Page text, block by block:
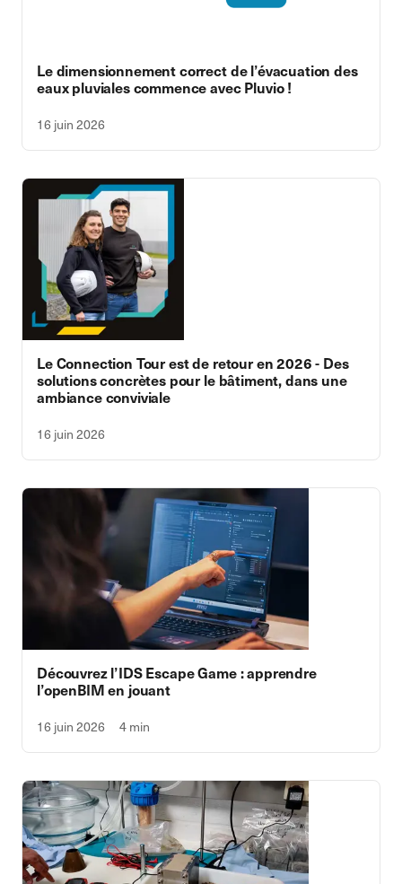
Le dimensionnement correct de l’évacuation des
eaux pluviales commence avec Pluvio !
16 juin 2026
Le Connection Tour est de retour en 2026 - Des
solutions concrètes pour le bâtiment, dans une
ambiance conviviale
16 juin 2026
Découvrez l’IDS Escape Game : apprendre
l’openBIM en jouant
16 juin 2026 4 min